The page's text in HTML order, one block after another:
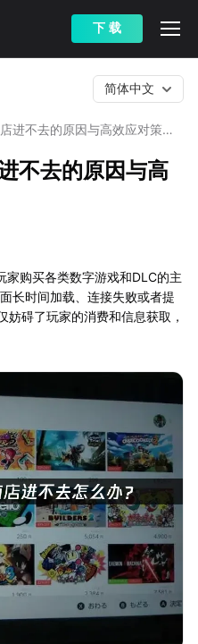
下 载
进不去的原因与高效应对策
简体中文
不去的原因与高
购买各类数字游戏和DLC的主
长时间加载、连接失败或者提
妨碍了玩家的消费和信息获取，